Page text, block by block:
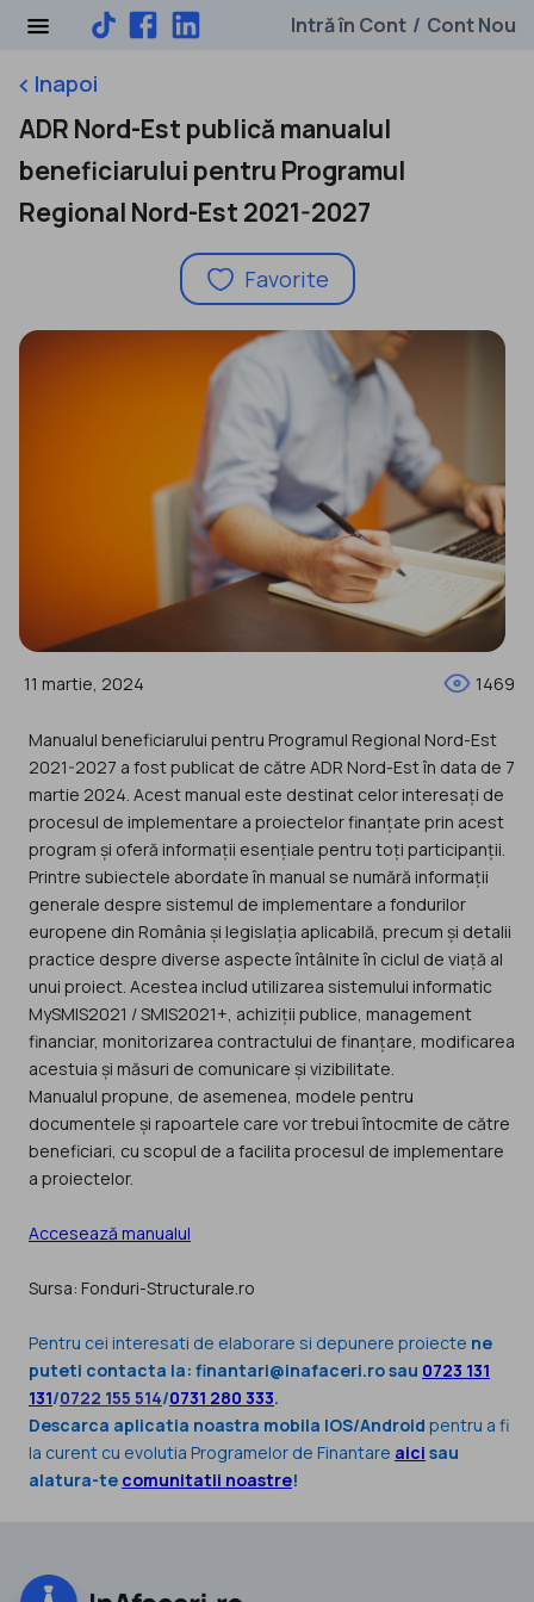
Intră în Cont / Cont Nou
keyboard_arrow_leftInapoi
ADR Nord-Est publică manualul
beneficiarului pentru Programul
Regional Nord-Est 2021-2027
Favorite
11 martie, 2024 1469
Manualul beneficiarului pentru Programul Regional Nord-Est
2021-2027 a fost publicat de către ADR Nord-Est în data de 7
martie 2024. Acest manual este destinat celor interesați de
procesul de implementare a proiectelor finanțate prin acest
program și oferă informații esențiale pentru toți participanții.
Printre subiectele abordate în manual se numără informații
generale despre sistemul de implementare a fondurilor
europene din România și legislația aplicabilă, precum și detalii
practice despre diverse aspecte întâlnite în ciclul de viață al
unui proiect. Acestea includ utilizarea sistemului informatic
MySMIS2021 / SMIS2021+, achiziții publice, management
financiar, monitorizarea contractului de finanțare, modificarea
acestuia și măsuri de comunicare și vizibilitate.
Manualul propune, de asemenea, modele pentru
documentele și rapoartele care vor trebui întocmite de către
beneficiari, cu scopul de a facilita procesul de implementare
a proiectelor.
Accesează manualul
Sursa: Fonduri-Structurale.ro
Pentru cei interesati de elaborare si depunere proiecte ne
puteti contacta la: finantari@inafaceri.ro sau 0723 131
131/0722 155 514/0731 280 333.
Descarca aplicatia noastra mobila IOS/Android pentru a fi
la curent cu evolutia Programelor de Finantare aici sau
alatura-te comunitatii noastre!